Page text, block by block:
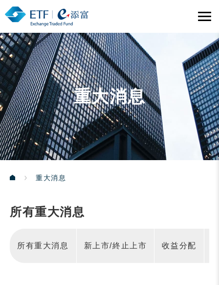
重大消息
重大消息
所有重大消息
所有重大消息 新上市/終止上市 收益分配